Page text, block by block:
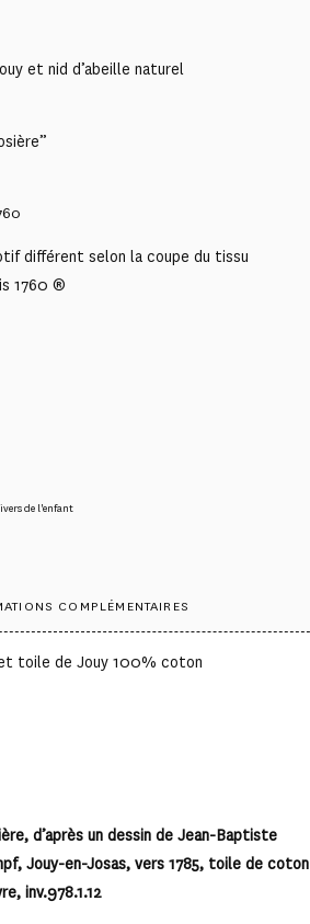
et nid d’abeille naturel
différent selon la coupe du tissu
1760 ®
de l'enfant
COMPLÉMENTAIRES
toile de Jouy 100% coton
d’après un dessin de Jean-Baptiste
Jouy-en-Josas, vers 1785, toile de coton
inv.978.1.12